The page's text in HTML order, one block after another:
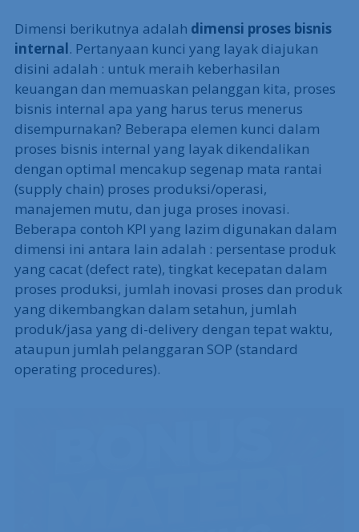
Dimensi berikutnya adalah dimensi proses bisnis
internal. Pertanyaan kunci yang layak diajukan
disini adalah : untuk meraih keberhasilan
keuangan dan memuaskan pelanggan kita, proses
bisnis internal apa yang harus terus menerus
disempurnakan? Beberapa elemen kunci dalam
proses bisnis internal yang layak dikendalikan
dengan optimal mencakup segenap mata rantai
(supply chain) proses produksi/operasi,
manajemen mutu, dan juga proses inovasi.
Beberapa contoh KPI yang lazim digunakan dalam
dimensi ini antara lain adalah : persentase produk
yang cacat (defect rate), tingkat kecepatan dalam
proses produksi, jumlah inovasi proses dan produk
yang dikembangkan dalam setahun, jumlah
produk/jasa yang di-delivery dengan tepat waktu,
ataupun jumlah pelanggaran SOP (standard
operating procedures).